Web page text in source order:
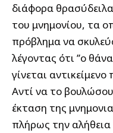
διάφορα θρασύδειλα
του μνημονίου, τα
πρόβλημα να
λέγοντας ότι ’’ο
γίνεται αντικείμενο
Αντί να το
έκταση της
πλήρως την